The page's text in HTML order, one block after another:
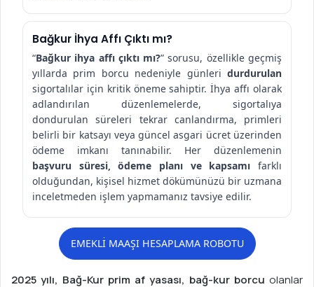
Bağkur İhya Affı Çıktı mı?
“Bağkur ihya affı çıktı mı?” sorusu, özellikle geçmiş
yıllarda prim borcu nedeniyle günleri durdurulan
sigortalılar için kritik öneme sahiptir. İhya affı olarak
adlandırılan düzenlemelerde, sigortalıya
dondurulan süreleri tekrar canlandırma, primleri
belirli bir katsayı veya güncel asgari ücret üzerinden
ödeme imkanı tanınabilir. Her düzenlemenin
başvuru süresi, ödeme planı ve kapsamı farklı
olduğundan, kişisel hizmet dökümünüzü bir uzmana
inceletmeden işlem yapmamanız tavsiye edilir.
EMEKLİ MAAŞI HESAPLAMA ROBOTU
2025 yılı, Bağ-Kur prim af yasası, bağ-kur borcu olanlar